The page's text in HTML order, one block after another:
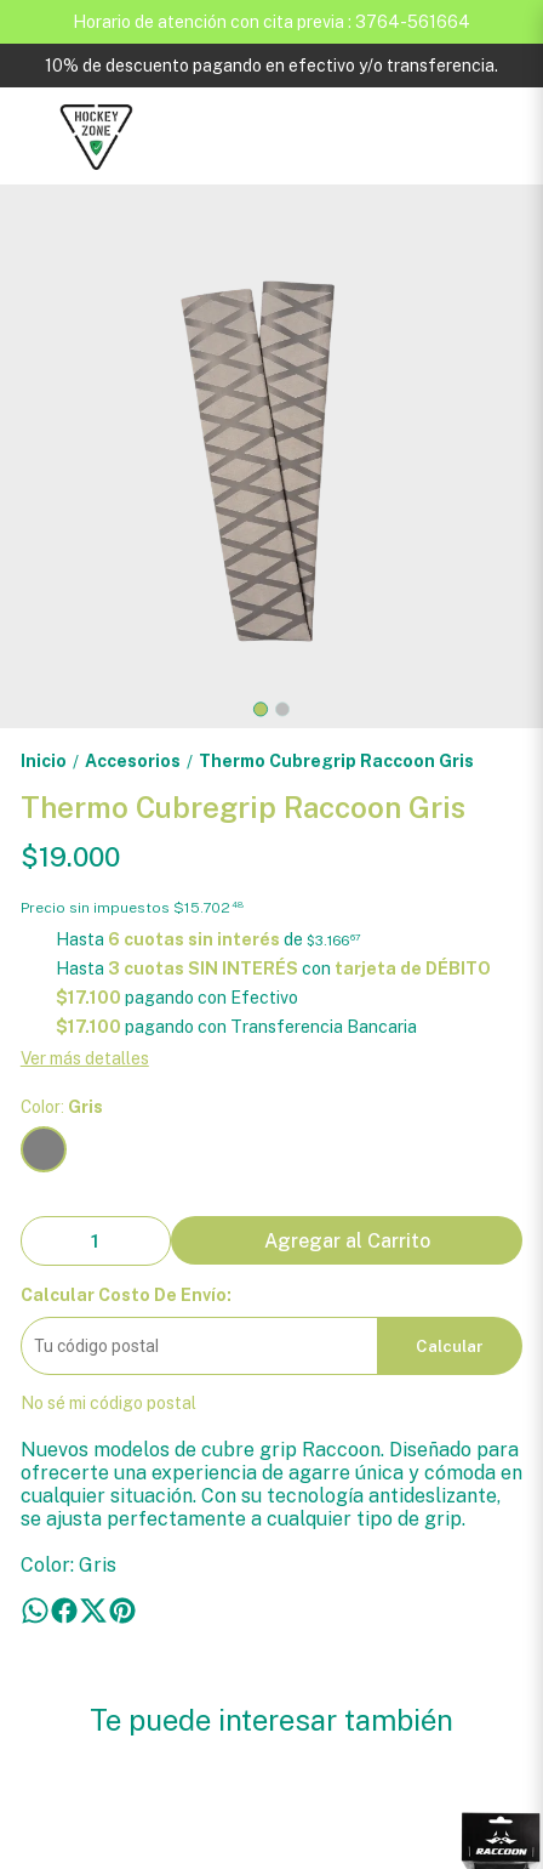
Horario de atención con cita previa : 3764-561664
10% de descuento pagando en efectivo y/o transferencia.
Inicio / Accesorios / Thermo Cubregrip Raccoon Gris
Thermo Cubregrip Raccoon Gris
$19.000
Precio sin impuestos $15.702 48
Hasta 6 cuotas sin interés de $3.16667
Hasta 3 cuotas SIN INTERÉS con tarjeta de DÉBITO
$17.100 pagando con Efectivo
$17.100 pagando con Transferencia Bancaria
Ver más detalles
Color: Gris
Agregar al Carrito
Calcular Costo De Envío:
Calcular
No sé mi código postal
Nuevos modelos de cubre grip Raccoon. Diseñado para
ofrecerte una experiencia de agarre única y cómoda en
cualquier situación. Con su tecnología antideslizante,
se ajusta perfectamente a cualquier tipo de grip.
Color: Gris
Te puede interesar también